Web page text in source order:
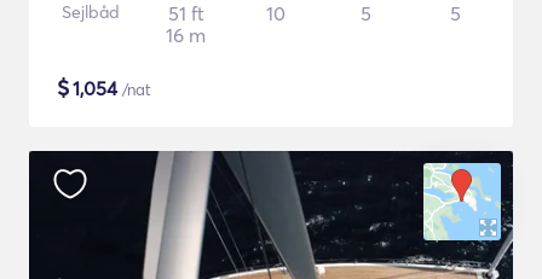
Sejlbåd
51 ft
16 m
10 5 5
$1,054/nat